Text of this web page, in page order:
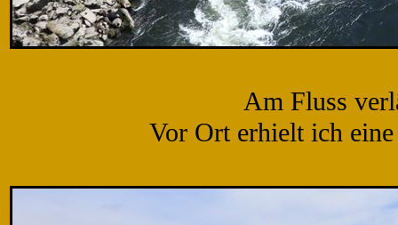
Am Fluss
Vor Ort erhielt ich